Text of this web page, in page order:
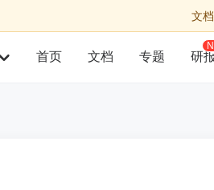
文
首页 文档 专题 研